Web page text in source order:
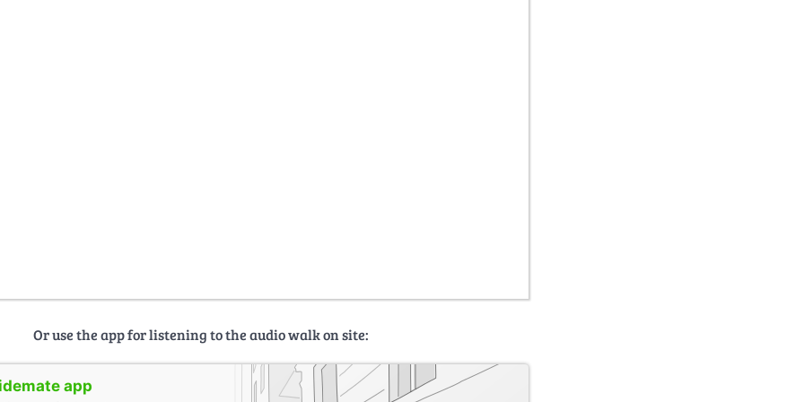
Or use the app for listening to the audio walk on site:
app